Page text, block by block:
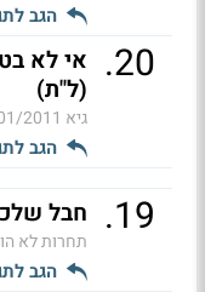
הגב
20
.
אי לא
(ל"ת)
גיא 13:15
הגב
19
. חבל
תחרות לא
הגב